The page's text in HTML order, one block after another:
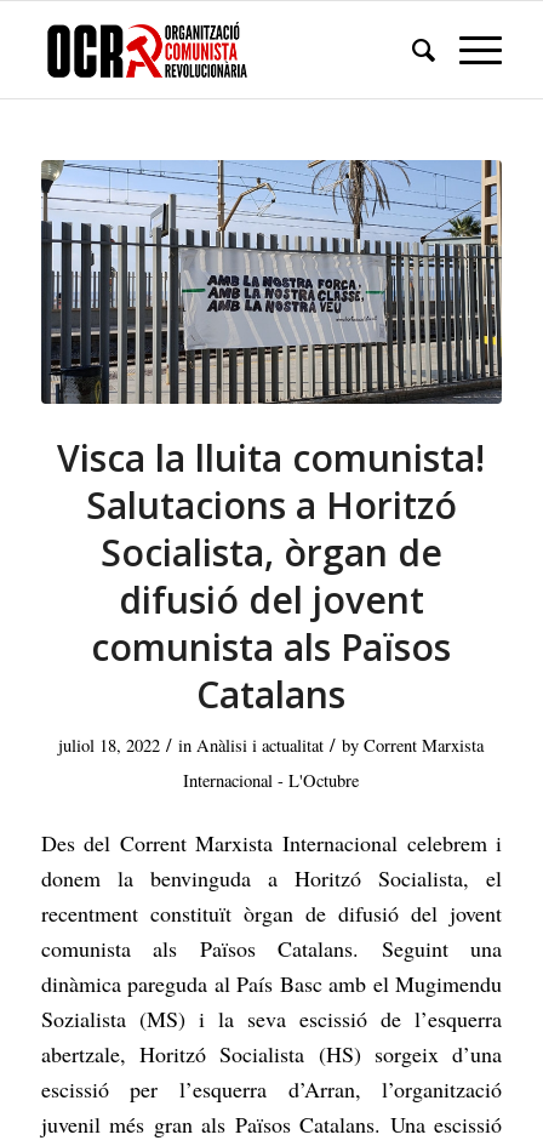
Visca la lluita comunista!
Salutacions a Horitzó
Socialista, òrgan de
difusió del jovent
comunista als Països
Catalans
juliol 18, 2022 / inAnàlisi i actualitat / byCorrent Marxista
Internacional - L'Octubre
Des del Corrent Marxista Internacional celebrem i
donem la benvinguda a Horitzó Socialista, el
recentment constituït òrgan de difusió del jovent
comunista als Països Catalans. Seguint una
dinàmica pareguda al País Basc amb el Mugimendu
Sozialista (MS) i la seva escissió de l’esquerra
abertzale, Horitzó Socialista (HS) sorgeix d’una
escissió per l’esquerra d’Arran, l’organització
juvenil més gran als Països Catalans. Una escissió